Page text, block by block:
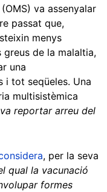
va assenyalar
passat que,
menys
de la malaltia,
una
i tot seqüeles. Una
multisistèmica
reportar arreu del
, per la seva
qual la vacunació
formes